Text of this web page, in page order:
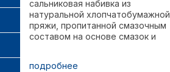
сальниковая набивка из
натуральной хлопчатобумажной
пряжи, пропитанной смазочным
составом на основе смазок и
идеально подходит для
подробнее